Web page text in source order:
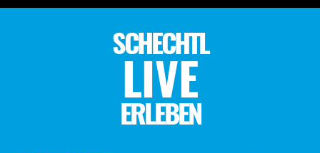
SCHECHTL
LIVE
ERLEBEN